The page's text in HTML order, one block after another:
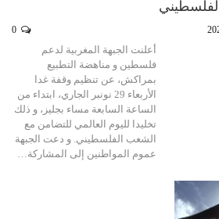
أعلنت الجبهة المغربية لدعم
فلسطين و مناهضة التطبيع
بمراكش، عن تنظيم وقفة غدا
الأربعاء 29 نونبر الجاري، ابتداء من
الساعة السابعة مساء بجليز، و ذلك
تخليدا لليوم العالمي للتضامن مع
الشعب الفلسطيني. و دعت الجبهة
عموم المواطنين إلى المشاركة…